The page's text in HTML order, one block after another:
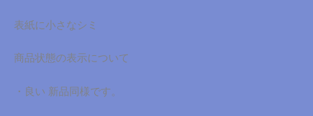
表紙に小さなシミ
商品状態の表示について
・良い 新品同様です。